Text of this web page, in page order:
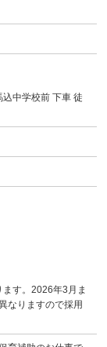
中学校前 下車 徒
す。2026年3月ま
なりますので採用